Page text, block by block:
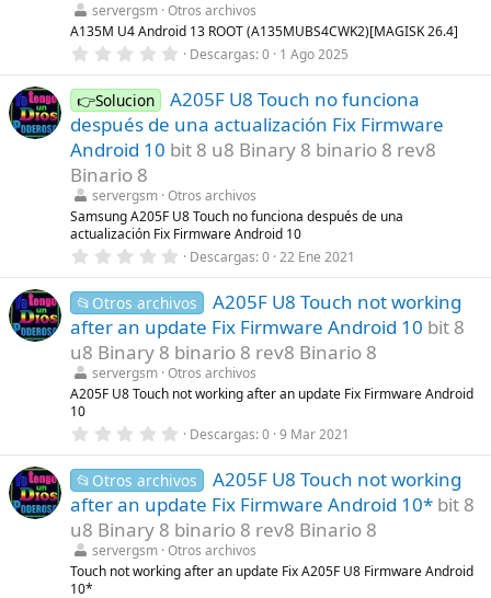
e
l
a
(
s
)
servergsm Otros archivos
A135M U4 Android 13 ROOT (A135MUBS4CWK2)[MAGISK 26.4]
0
0
0
e
s
t
r
l
l
a
(
s
Descargas 0 1 Ago 2025
👉Solucion
A205F U8 Touch no funciona
después de una actualización Fix Firmware
Android 10 bit 8 u8 Binary 8 binario 8 rev8
Binario 8
servergsm Otros archivos
Samsung A205F U8 Touch no funciona después de una
actualización Fix Firmware Android 10
0
0
0
e
s
t
r
e
l
s
)
Descargas 0 22 Ene 2021
📂Otros archivos
A205F U8 Touch not working
after an update Fix Firmware Android 10 bit 8
u8 Binary 8 binario 8 rev8 Binario 8
servergsm Otros archivos
A205F U8 Touch not working after an update Fix Firmware Android
10
0
0
0
e
s
t
r
e
l
l
Descargas 0 9 Mar 2021
📂Otros archivos
A205F U8 Touch not working
after an update Fix Firmware Android 10* bit 8
u8 Binary 8 binario 8 rev8 Binario 8
servergsm Otros archivos
Touch not working after an update Fix A205F U8 Firmware Android
10*